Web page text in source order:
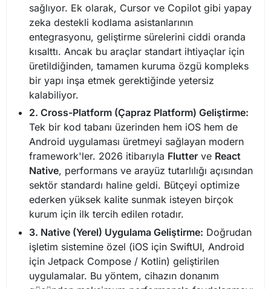
sağlıyor. Ek olarak, Cursor ve Copilot gibi yapay
zeka destekli kodlama asistanlarının
entegrasyonu, geliştirme sürelerini ciddi oranda
kısalttı. Ancak bu araçlar standart ihtiyaçlar için
üretildiğinden, tamamen kuruma özgü kompleks
bir yapı inşa etmek gerektiğinde yetersiz
kalabiliyor.
2. Cross-Platform (Çapraz Platform) Geliştirme:
Tek bir kod tabanı üzerinden hem iOS hem de
Android uygulaması üretmeyi sağlayan modern
framework'ler. 2026 itibarıyla Flutter ve React
Native, performans ve arayüz tutarlılığı açısından
sektör standardı haline geldi. Bütçeyi optimize
ederken yüksek kalite sunmak isteyen birçok
kurum için ilk tercih edilen rotadır.
3. Native (Yerel) Uygulama Geliştirme: Doğrudan
işletim sistemine özel (iOS için SwiftUI, Android
için Jetpack Compose / Kotlin) geliştirilen
uygulamalar. Bu yöntem, cihazın donanım